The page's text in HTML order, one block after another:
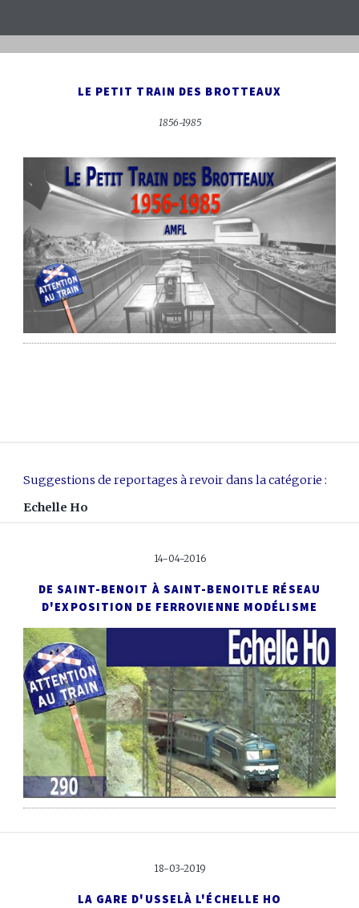
LE PETIT TRAIN DES BROTTEAUX
1856-1985
Suggestions de reportages à revoir dans la catégorie :
Echelle Ho
14-04-2016
DE SAINT-BENOIT À SAINT-BENOITLE RÉSEAU
D'EXPOSITION DE FERROVIENNE MODÉLISME
18-03-2019
LA GARE D'USSELÀ L'ÉCHELLE HO